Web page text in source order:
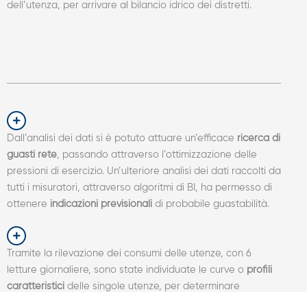
dell’utenza, per arrivare al bilancio idrico dei distretti.
Dall’analisi dei dati si è potuto attuare un’efficace ricerca di
guasti rete, passando attraverso l’ottimizzazione delle
pressioni di esercizio. Un’ulteriore analisi dei dati raccolti da
tutti i misuratori, attraverso algoritmi di BI, ha permesso di
ottenere indicazioni previsionali di probabile guastabilità.
Tramite la rilevazione dei consumi delle utenze, con 6
letture giornaliere, sono state individuate le curve o profili
caratteristici delle singole utenze, per determinare